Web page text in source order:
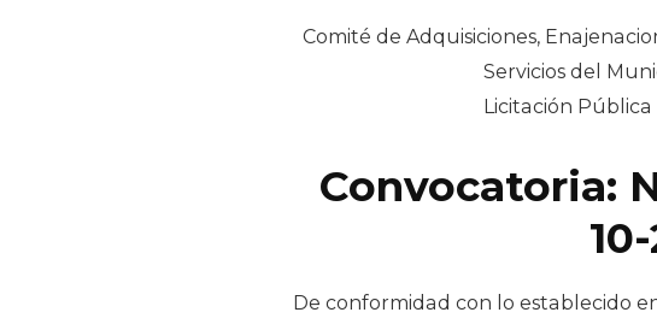
Comité de Adquisiciones,
Servicios del
Licitación Pública
Convocatoria:
De conformidad con lo establecido